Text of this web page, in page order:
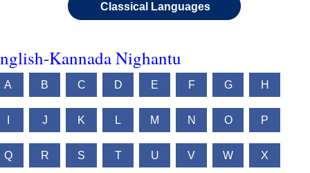
Classical Languages
Kannada Nighantu
A B C D E F G H
J K L M N O P
Q R S T U V W X